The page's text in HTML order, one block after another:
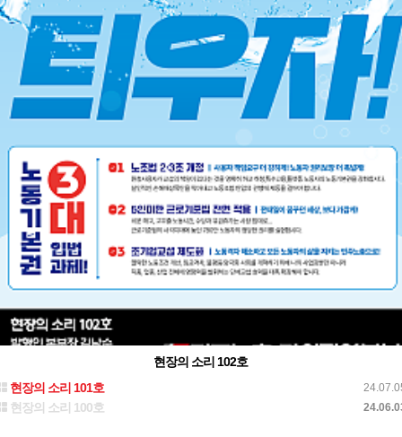
현장의 소리 102호
현장의 소리 101호
현장의 소리 100호